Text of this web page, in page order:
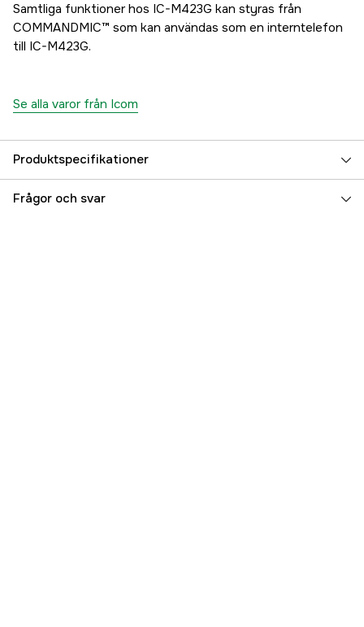
Samtliga funktioner hos IC-M423G kan styras från
COMMANDMIC™ som kan användas som en interntelefon
till IC-M423G.
Se alla varor från Icom
Produktspecifikationer
Referensnummer 5000025679
Frågor och svar